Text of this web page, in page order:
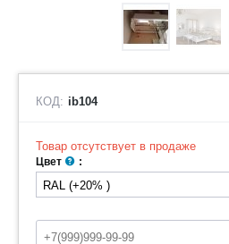
КОД: ib104
Товар отсутствует в продаже
Цвет :